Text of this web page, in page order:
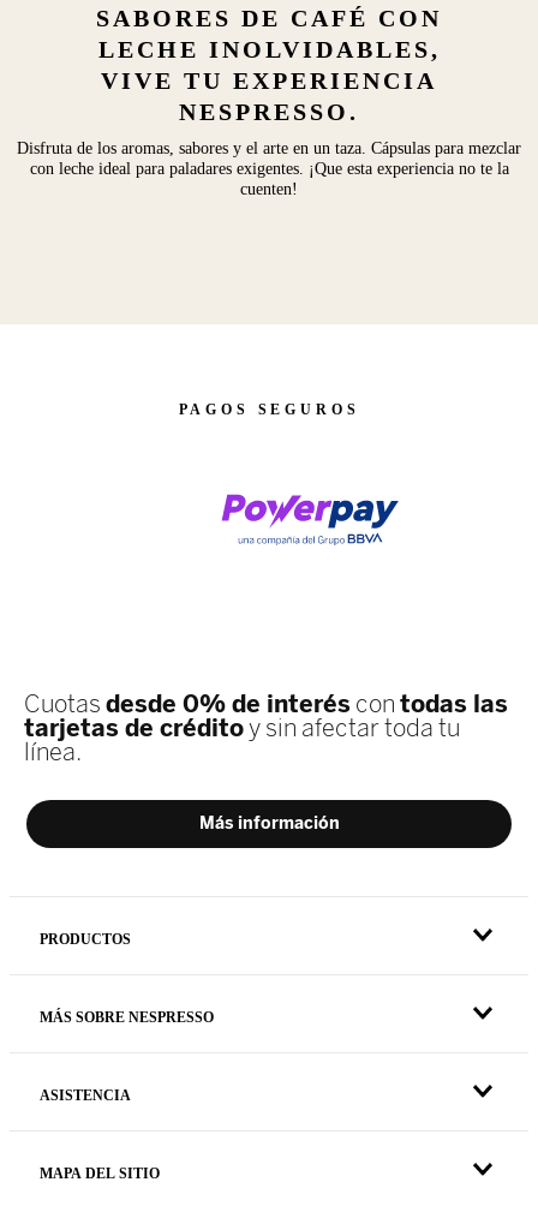
SABORES DE CAFÉ CON
LECHE INOLVIDABLES,
VIVE TU EXPERIENCIA
NESPRESSO.
Disfruta de los aromas, sabores y el arte en un taza. Cápsulas para mezclar
con leche ideal para paladares exigentes. ¡Que esta experiencia no te la
cuenten!
PAGOS SEGUROS
PRODUCTOS
MÁS SOBRE NESPRESSO
ASISTENCIA
MAPA DEL SITIO